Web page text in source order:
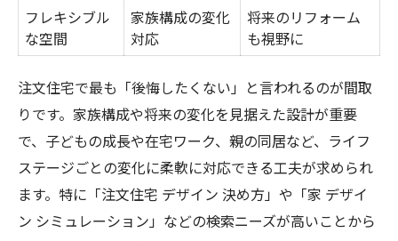
フレキシブル
な空間
家族構成の変化
対応
将来のリフォーム
も視野に
注文住宅で最も「後悔したくない」と言われるのが間取
りです。家族構成や将来の変化を見据えた設計が重要
で、子どもの成長や在宅ワーク、親の同居など、ライフ
ステージごとの変化に柔軟に対応できる工夫が求められ
ます。特に「注文住宅 デザイン 決め方」や「家 デザイ
ン シミュレーション」などの検索ニーズが高いことから